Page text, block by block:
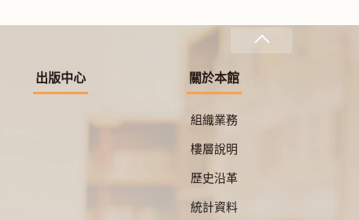
出版中心 關於本館
組織業務
樓層說明
歷史沿革
統計資料